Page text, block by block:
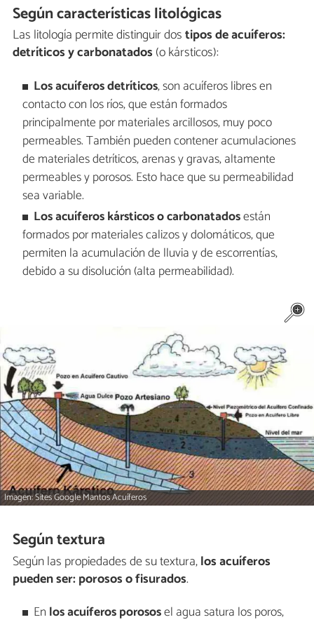
Según características litológicas
Las litología permite distinguir dostipos de acuíferos:
detríticos y carbonatados (o kársticos):
Los acuíferos detríticos, son acuíferos libres en
contacto con los ríos, que están formados
principalmente por materiales arcillosos, muy poco
permeables. También pueden contener acumulaciones
de materiales detríticos, arenas y gravas, altamente
permeables y porosos. Esto hace que su permeabilidad
sea variable.
Los acuíferos kársticos o carbonatadosestán
formados por materiales calizos y dolomáticos, que
permiten la acumulación de lluvia y de escorrentías,
debido a su disolución (alta permeabilidad).
Imagen: Sites Google Mantos Acuíferos
Según textura
Según las propiedades de su textura,los acuíferos
pueden ser: porosos o fisurados.
En los acuíferos porososel agua satura los poros,